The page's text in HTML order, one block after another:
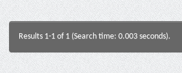
Results 1-1 of 1 (Search time: 0.003 seconds).